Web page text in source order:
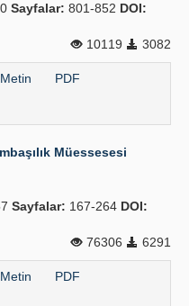
Sayfalar: 801-852 DOI:
10119
3082
PDF
Müessesesi
Sayfalar: 167-264 DOI:
76306
6291
PDF